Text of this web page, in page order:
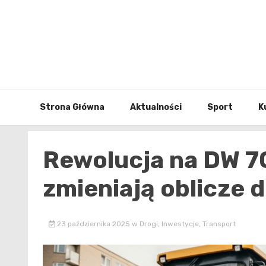
Strona Główna Aktualności Sport
Rewolucja na DW
zmieniają oblicze
23 października 2025 w Drogi, Inwestycje, Transport